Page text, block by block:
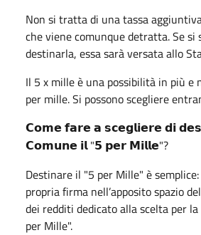
Non si tratta di una tassa
che viene comunque detratta. Se si
destinarla, essa sarà versata allo
Il 5 x mille è una possibilità in più e
per mille. Si possono scegliere
𝗖𝗼𝗺𝗲 𝗳𝗮𝗿𝗲 𝗮 𝘀𝗰𝗲𝗴𝗹𝗶𝗲𝗿𝗲 𝗱𝗶
𝗖𝗼𝗺𝘂𝗻𝗲 𝗶𝗹"𝟱 𝗽𝗲𝗿 𝗠𝗶𝗹𝗹𝗲"?
Destinare il "5 per Mille" è
propria firma nell’apposito spazio
dei redditi dedicato alla scelta per
per Mille".